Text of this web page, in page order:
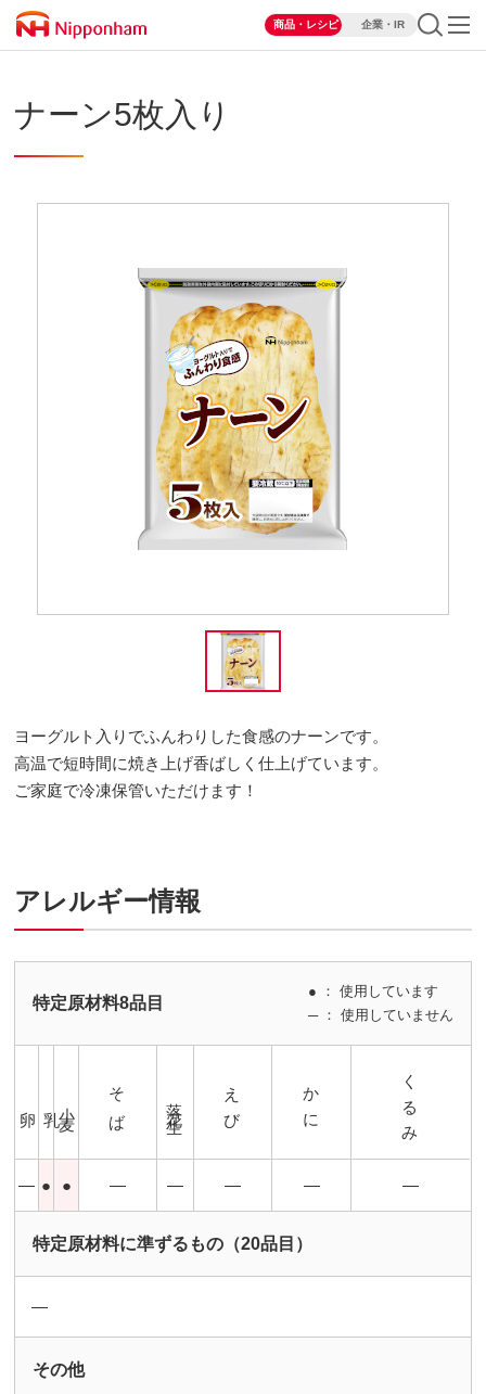
商品・レシピ 企業・IR
ナーン5枚入り
ヨーグルト入りでふんわりした食感のナーンです。
高温で短時間に焼き上げ香ばしく仕上げています。
ご家庭で冷凍保管いただけます！
アレルギー情報
特定原材料8品目
● ： 使用しています
─ ： 使用していません
そば 落花生 えび かに くるみ
― ● ● ― ― ― ― ―
特定原材料に準ずるもの（20品目）
―
その他